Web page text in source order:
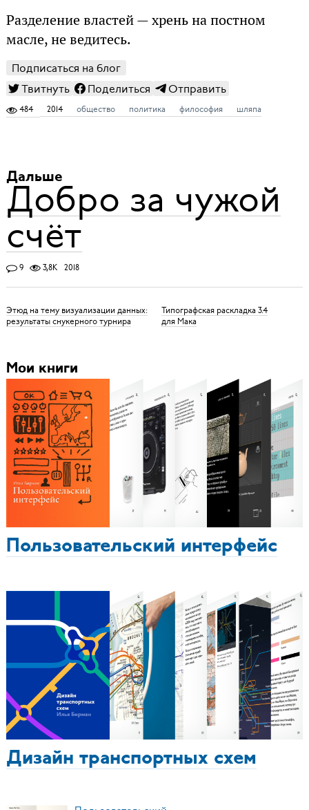
Разделение властей — хрень на постном
масле, не ведитесь.
Подписаться на блог
Твитнуть
Поделиться Отправить
484 2014 общество политика философия шляпа
Дальше
Добро за чужой
счёт
9 3,8K 2018
Этюд на тему визуализации данных:
результаты снукерного турнира
Типографская раскладка 3.4
для Мака
Мои книги
Пользовательский интерфейс
Дизайн транспортных схем